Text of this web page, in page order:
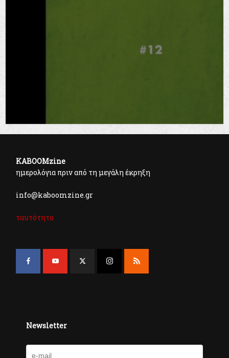
KABOOMzine
ημερολόγια πριν από τη μεγάλη έκρηξη
info@kaboomzine.gr
ταυτότητα
Newsletter